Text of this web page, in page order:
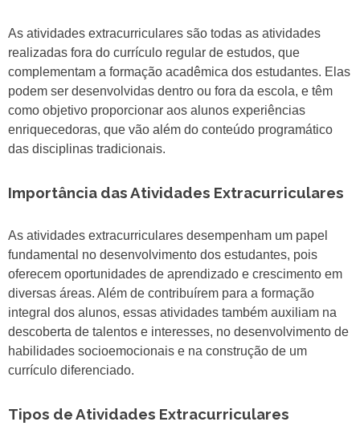
As atividades extracurriculares são todas as atividades
realizadas fora do currículo regular de estudos, que
complementam a formação acadêmica dos estudantes. Elas
podem ser desenvolvidas dentro ou fora da escola, e têm
como objetivo proporcionar aos alunos experiências
enriquecedoras, que vão além do conteúdo programático
das disciplinas tradicionais.
Importância das Atividades Extracurriculares
As atividades extracurriculares desempenham um papel
fundamental no desenvolvimento dos estudantes, pois
oferecem oportunidades de aprendizado e crescimento em
diversas áreas. Além de contribuírem para a formação
integral dos alunos, essas atividades também auxiliam na
descoberta de talentos e interesses, no desenvolvimento de
habilidades socioemocionais e na construção de um
currículo diferenciado.
Tipos de Atividades Extracurriculares